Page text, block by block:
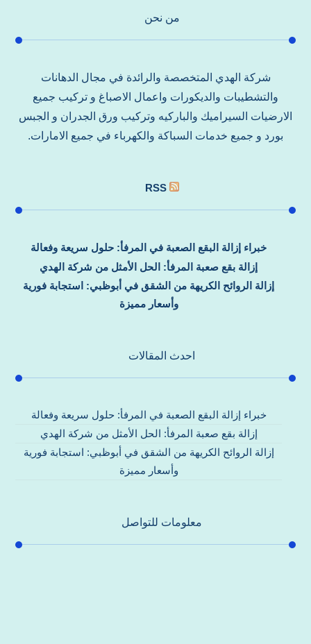
من نحن
شركة الهدي المتخصصة والرائدة في مجال الدهانات
والتشطيبات والديكورات واعمال الاصباغ و تركيب جميع
الارضيات السيراميك والباركيه وتركيب ورق الجدران و الجبس
بورد و جميع خدمات السباكة والكهرباء في جميع الامارات.
RSS
خبراء إزالة البقع الصعبة في المرفأ: حلول سريعة وفعالة
إزالة بقع صعبة المرفأ: الحل الأمثل من شركة الهدي
إزالة الروائح الكريهة من الشقق في أبوظبي: استجابة فورية
وأسعار مميزة
احدث المقالات
خبراء إزالة البقع الصعبة في المرفأ: حلول سريعة وفعالة
إزالة بقع صعبة المرفأ: الحل الأمثل من شركة الهدي
إزالة الروائح الكريهة من الشقق في أبوظبي: استجابة فورية
وأسعار مميزة
معلومات للتواصل